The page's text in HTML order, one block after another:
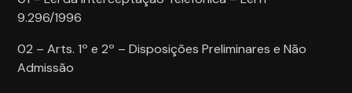
9.296/1996
02 – Arts. 1º e 2º – Disposições Preliminares e Não
Admissão